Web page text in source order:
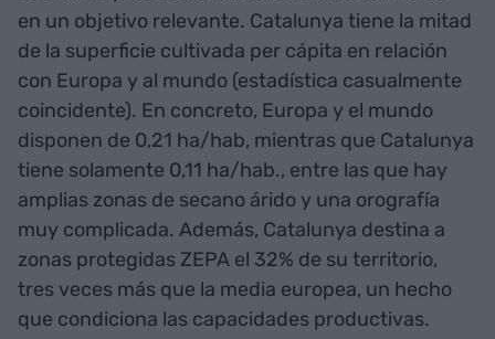
en un objetivo relevante. Catalunya tiene la mitad
de la superficie cultivada per cápita en relación
con Europa y al mundo (estadística casualmente
coincidente). En concreto, Europa y el mundo
disponen de 0,21 ha/hab, mientras que Catalunya
tiene solamente 0,11 ha/hab., entre las que hay
amplias zonas de secano árido y una orografía
muy complicada. Además, Catalunya destina a
zonas protegidas ZEPA el 32% de su territorio,
tres veces más que la media europea, un hecho
que condiciona las capacidades productivas.